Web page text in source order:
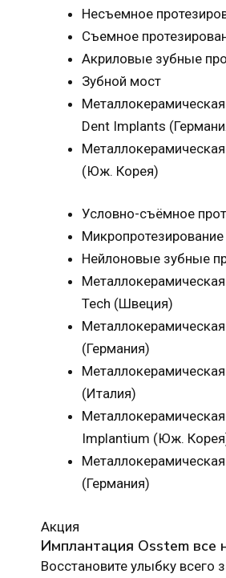
Несъемное
Съемное
Акриловые зубные
Зубной мост
Dent Implants
(Юж. Корея)
Условно-съёмное
Микропротезирование
Нейлоновые зубные
Tech (Швеция)
(Германия)
(Италия)
Implantium (Юж.
(Германия)
Акция
Имплантация Osstem все
Восстановите улыбку всего